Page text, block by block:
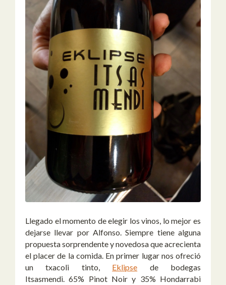
Llegado el momento de elegir los vinos, lo mejor es
dejarse llevar por Alfonso. Siempre tiene alguna
propuesta sorprendente y novedosa que acrecienta
el placer de la comida. En primer lugar nos ofreció
un txacoli tinto, Eklipse de bodegas
Itsasmendi. 65% Pinot Noir y 35% Hondarrabi